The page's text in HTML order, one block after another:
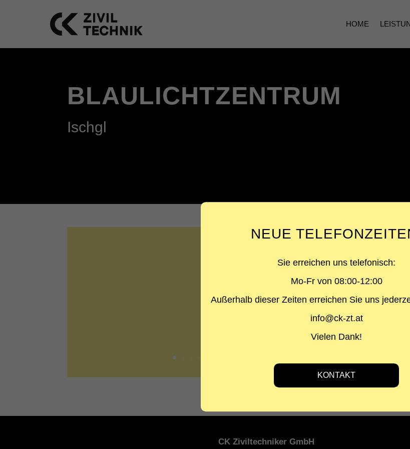
HOME
BLAULICHTZENTRUM
Ischgl
CK Ziviltechniker GmbH
NEUE
Sie erreichen uns telefonisch:
Mo-Fr von 08:00-12:00
Außerhalb dieser Zeiten erreichen Sie uns
info@ck-zt.at
Vielen Dank!